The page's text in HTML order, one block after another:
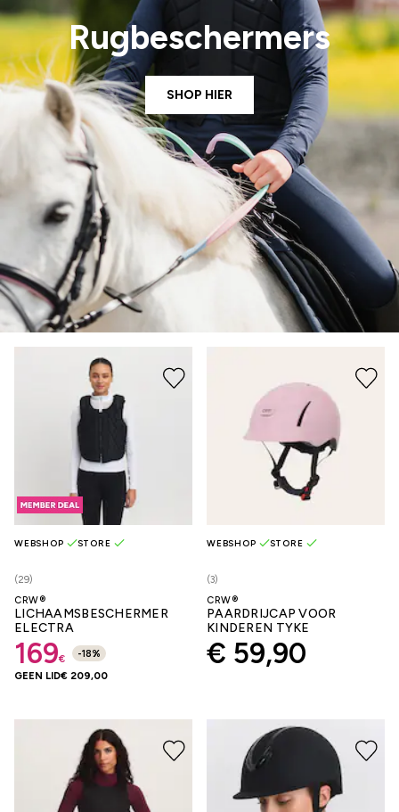
Rugbeschermers
SHOP HIER
(29)
WEBSHOP STORE
CRW®
LICHAAMSBESCHERMER
ELECTRA
169€ -18%
GEEN LID€ 209,00
(3)
WEBSHOP STORE
CRW®
PAARDRIJCAP VOOR
KINDEREN TYKE
€ 59,90